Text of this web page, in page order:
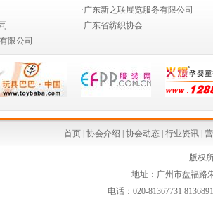
渠道资源
童行业发展中的创新变革
西兰可瑞康婴儿配方乳粉最新消费警示
·广东新之联展览服务有限公司
·广东省纺织协会
限公司
首页 协会介绍 协会动态 行业资讯
版权
地址：广州市盘福路
电话：020-81367731